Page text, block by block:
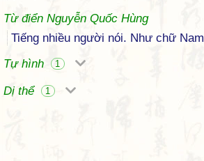
Từ điển Nguyễn Quốc Hùng
Tiếng nhiều người nói. Như chữ Nam
Tự hình
1
Dị thể 1